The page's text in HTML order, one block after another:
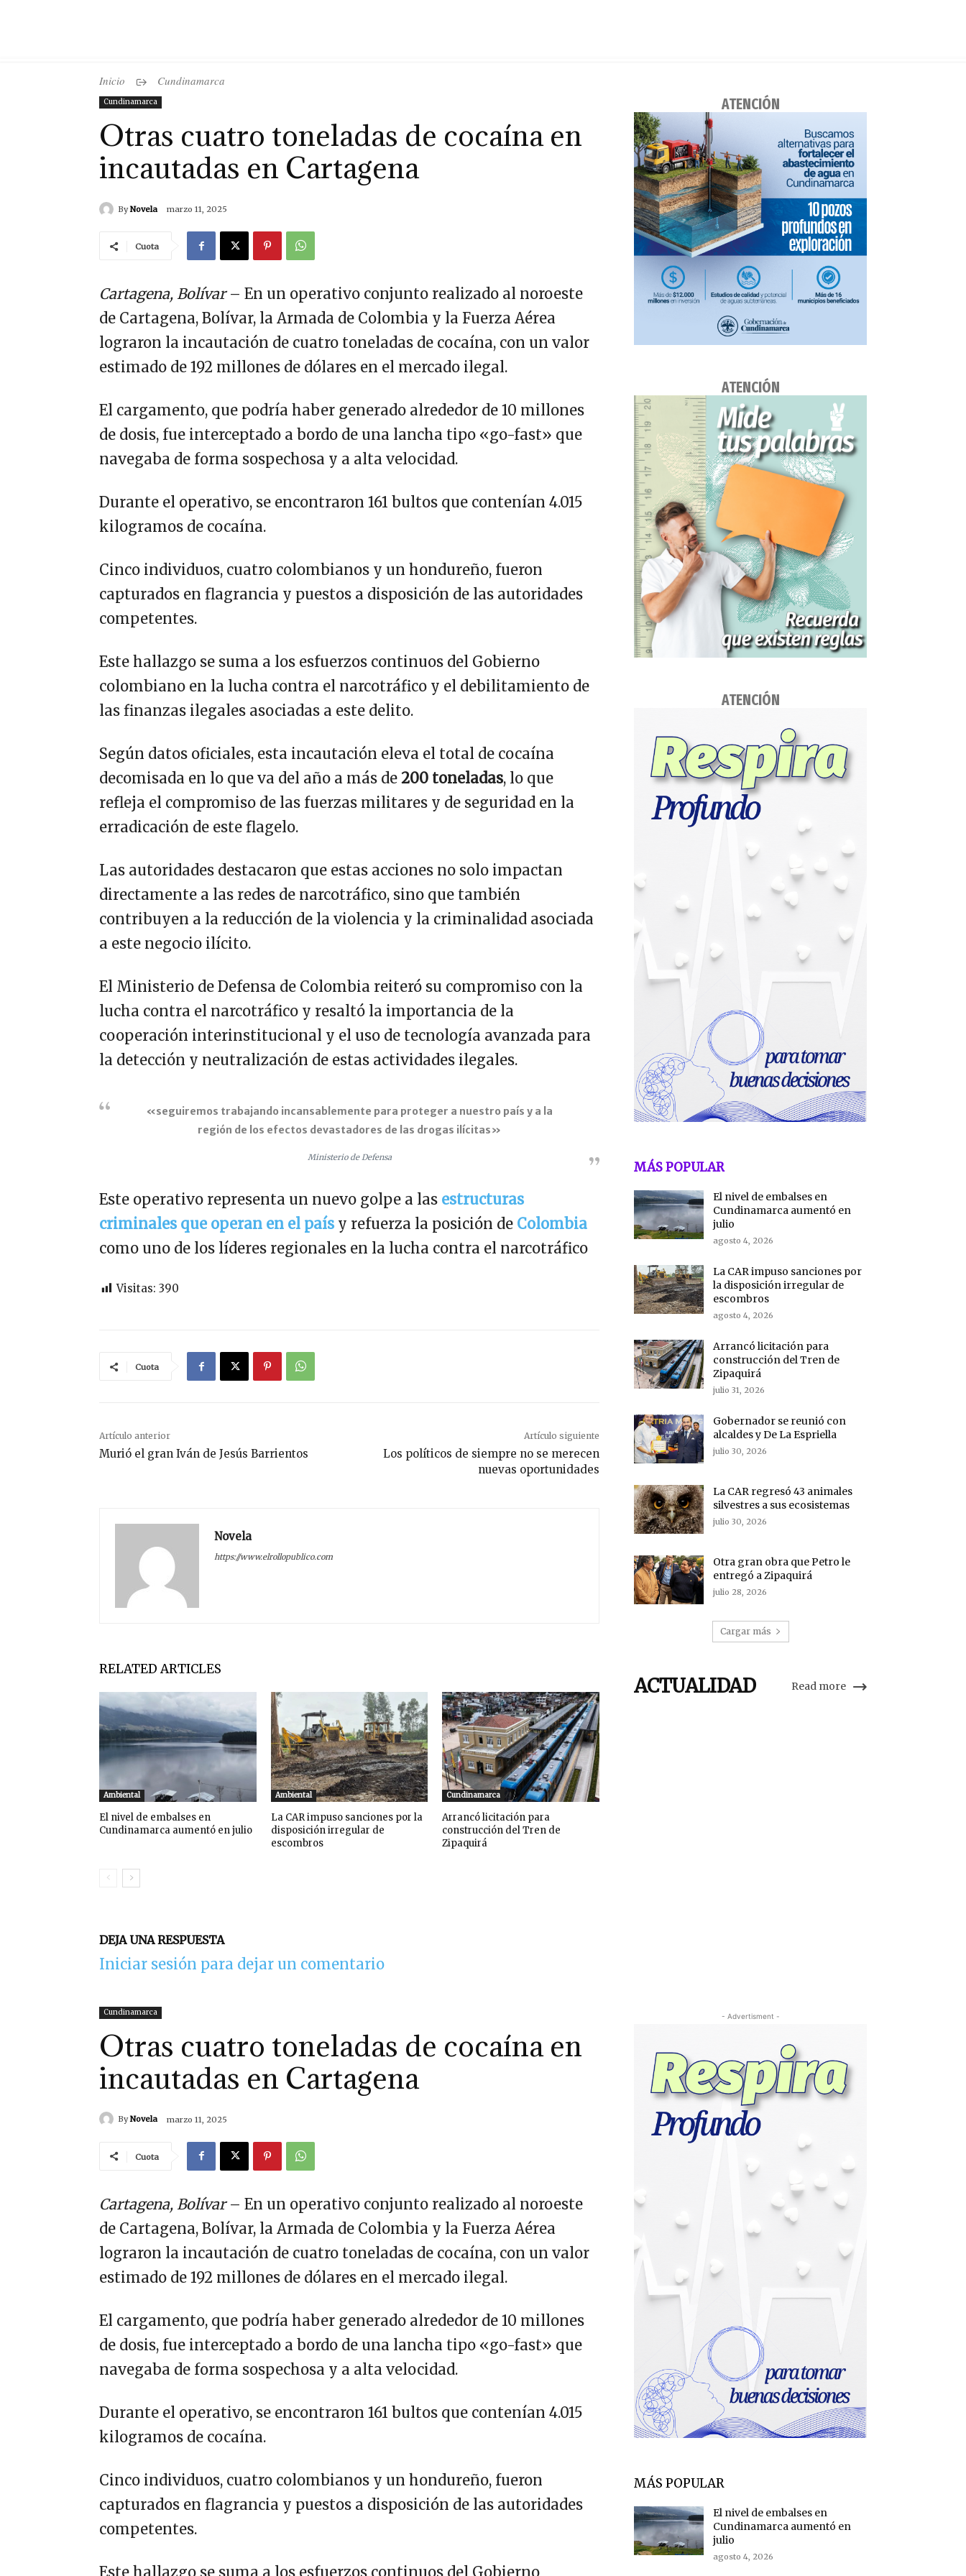
Inicio Cundinamarca
Cundinamarca
Otras cuatro toneladas de cocaína en
incautadas en Cartagena
By Novela marzo 11, 2025
Cuota
Cartagena, Bolívar– En un operativo conjunto realizado al noroeste
de Cartagena, Bolívar, la Armada de Colombia y la Fuerza Aérea
lograron la incautación de cuatro toneladas de cocaína, con un valor
estimado de 192 millones de dólares en el mercado ilegal.
El cargamento, que podría haber generado alrededor de 10 millones
de dosis, fue interceptado a bordo de una lancha tipo «go-fast» que
navegaba de forma sospechosa y a alta velocidad.
Durante el operativo, se encontraron 161 bultos que contenían 4.015
kilogramos de cocaína.
Cinco individuos, cuatro colombianos y un hondureño, fueron
capturados en flagrancia y puestos a disposición de las autoridades
competentes.
Este hallazgo se suma a los esfuerzos continuos del Gobierno
colombiano en la lucha contra el narcotráfico y el debilitamiento de
las finanzas ilegales asociadas a este delito.
Según datos oficiales, esta incautación eleva el total de cocaína
decomisada en lo que va del año a más de 200 toneladas, lo que
refleja el compromiso de las fuerzas militares y de seguridad en la
erradicación de este flagelo.
Las autoridades destacaron que estas acciones no solo impactan
directamente a las redes de narcotráfico, sino que también
contribuyen a la reducción de la violencia y la criminalidad asociada
a este negocio ilícito.
El Ministerio de Defensa de Colombia reiteró su compromiso con la
lucha contra el narcotráfico y resaltó la importancia de la
cooperación interinstitucional y el uso de tecnología avanzada para
la detección y neutralización de estas actividades ilegales.
«seguiremos trabajando incansablemente para proteger a nuestro país y a la
región de los efectos devastadores de las drogas ilícitas»
Ministerio de Defensa
Este operativo representa un nuevo golpe a las estructuras
criminales que operan en el país y refuerza la posición de Colombia
como uno de los líderes regionales en la lucha contra el narcotráfico
Visitas: 390
Cuota
Artículo anterior
Murió el gran Iván de Jesús Barrientos
Artículo siguiente
Los políticos de siempre no se merecen
nuevas oportunidades
Novela
https://www.elrollopublico.com
RELATED ARTICLES
Ambiental
El nivel de embalses en
Cundinamarca aumentó en julio
Ambiental
La CAR impuso sanciones por la
disposición irregular de
escombros
Cundinamarca
Arrancó licitación para
construcción del Tren de
Zipaquirá
DEJA UNA RESPUESTA
Iniciar sesión para dejar un comentario
ATENCIÓN
ATENCIÓN
ATENCIÓN
MÁS POPULAR
El nivel de embalses en
Cundinamarca aumentó en
julio
agosto 4, 2026
La CAR impuso sanciones por
la disposición irregular de
escombros
agosto 4, 2026
Arrancó licitación para
construcción del Tren de
Zipaquirá
julio 31, 2026
Gobernador se reunió con
alcaldes y De La Espriella
julio 30, 2026
La CAR regresó 43 animales
silvestres a sus ecosistemas
julio 30, 2026
Otra gran obra que Petro le
entregó a Zipaquirá
julio 28, 2026
Cargar más
ACTUALIDAD Read more
Cundinamarca
Otras cuatro toneladas de cocaína en
incautadas en Cartagena
By Novela marzo 11, 2025
Cuota
Cartagena, Bolívar– En un operativo conjunto realizado al noroeste
de Cartagena, Bolívar, la Armada de Colombia y la Fuerza Aérea
lograron la incautación de cuatro toneladas de cocaína, con un valor
estimado de 192 millones de dólares en el mercado ilegal.
El cargamento, que podría haber generado alrededor de 10 millones
de dosis, fue interceptado a bordo de una lancha tipo «go-fast» que
navegaba de forma sospechosa y a alta velocidad.
Durante el operativo, se encontraron 161 bultos que contenían 4.015
kilogramos de cocaína.
Cinco individuos, cuatro colombianos y un hondureño, fueron
capturados en flagrancia y puestos a disposición de las autoridades
competentes.
Este hallazgo se suma a los esfuerzos continuos del Gobierno
- Advertisment -
MÁS POPULAR
El nivel de embalses en
Cundinamarca aumentó en
julio
agosto 4, 2026